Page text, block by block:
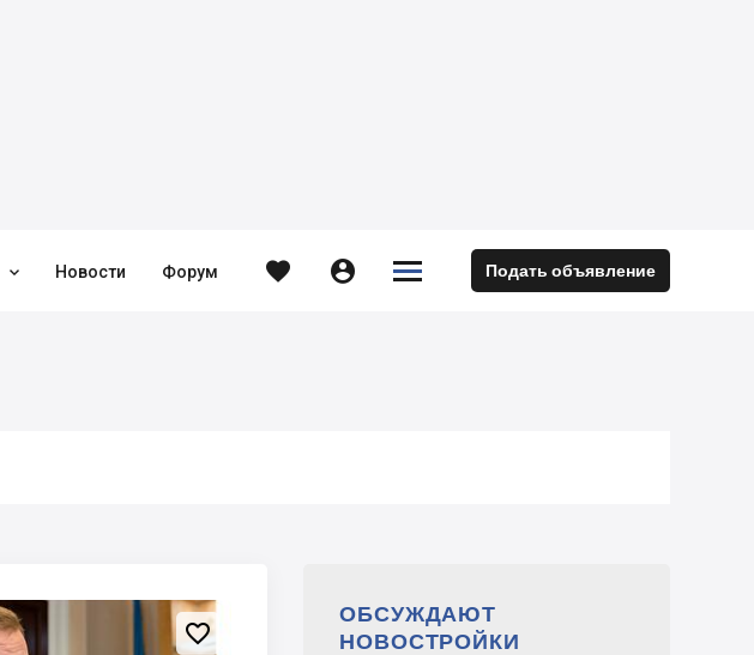
 Новости Форум   

 Подать объявление

ОБСУЖДАЮТ
НОВОСТРОЙКИ